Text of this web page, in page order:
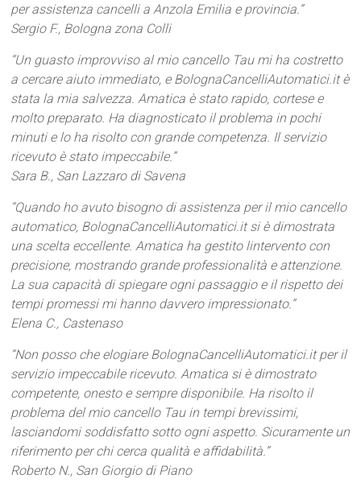
per assistenza cancelli a Anzola Emilia e provincia.”
Sergio F., Bologna zona Colli
“Un guasto improvviso al mio cancello Tau mi ha costretto
a cercare aiuto immediato, e BolognaCancelliAutomatici.it è
stata la mia salvezza. Amatica è stato rapido, cortese e
molto preparato. Ha diagnosticato il problema in pochi
minuti e lo ha risolto con grande competenza. Il servizio
ricevuto è stato impeccabile.”
Sara B., San Lazzaro di Savena
“Quando ho avuto bisogno di assistenza per il mio cancello
automatico, BolognaCancelliAutomatici.it si è dimostrata
una scelta eccellente. Amatica ha gestito lintervento con
precisione, mostrando grande professionalità e attenzione.
La sua capacità di spiegare ogni passaggio e il rispetto dei
tempi promessi mi hanno davvero impressionato.”
Elena C., Castenaso
“Non posso che elogiare BolognaCancelliAutomatici.it per il
servizio impeccabile ricevuto. Amatica si è dimostrato
competente, onesto e sempre disponibile. Ha risolto il
problema del mio cancello Tau in tempi brevissimi,
lasciandomi soddisfatto sotto ogni aspetto. Sicuramente un
riferimento per chi cerca qualità e affidabilità.”
Roberto N., San Giorgio di Piano